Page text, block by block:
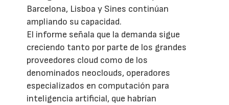
Barcelona, Lisboa y Sines continúan
ampliando su capacidad.
El informe señala que la demanda sigue
creciendo tanto por parte de los grandes
proveedores cloud como de los
denominados neoclouds, operadores
especializados en computación para
inteligencia artificial, que habrían